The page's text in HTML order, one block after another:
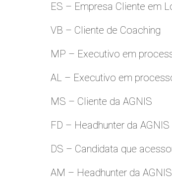
ES – Empresa Cliente em
VB – Cliente de Coaching
MP – Executivo em
AL – Executivo em
MS – Cliente da AGNIS
FD – Headhunter da AGNIS
DS – Candidata que
AM – Headhunter da AGNIS